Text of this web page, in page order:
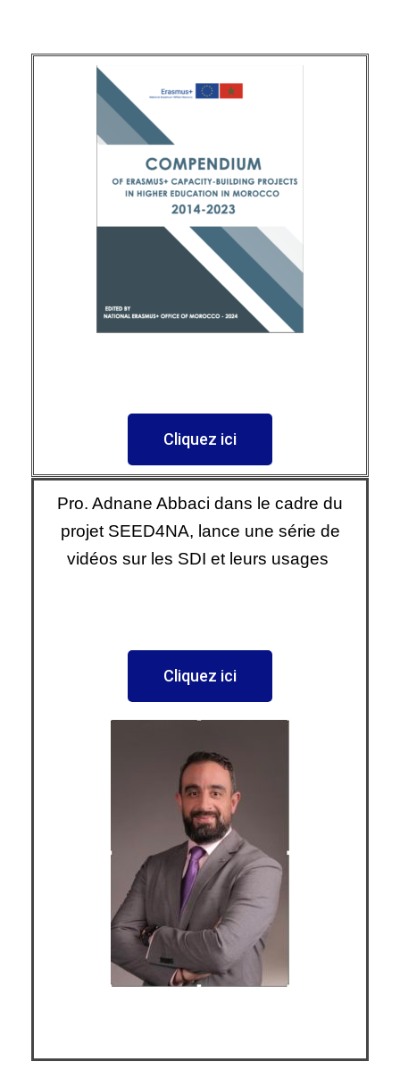
Cliquez ici
Pro. Adnane Abbaci dans le cadre du
projet SEED4NA, lance une série de
vidéos sur les SDI et leurs usages
Cliquez ici